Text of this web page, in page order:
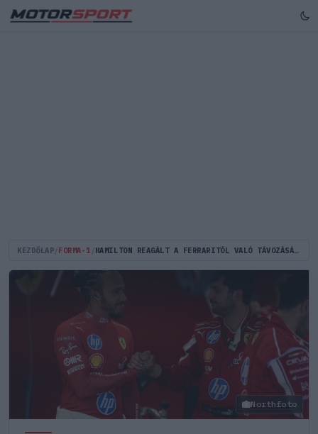
KEZDŐLAP FORMA-1 HAMILTON REAGÁLT A FERRARITÓL VALÓ TÁVOZÁSÁRÓL SZÓLÓ PLETYKÁKRA
Northfoto